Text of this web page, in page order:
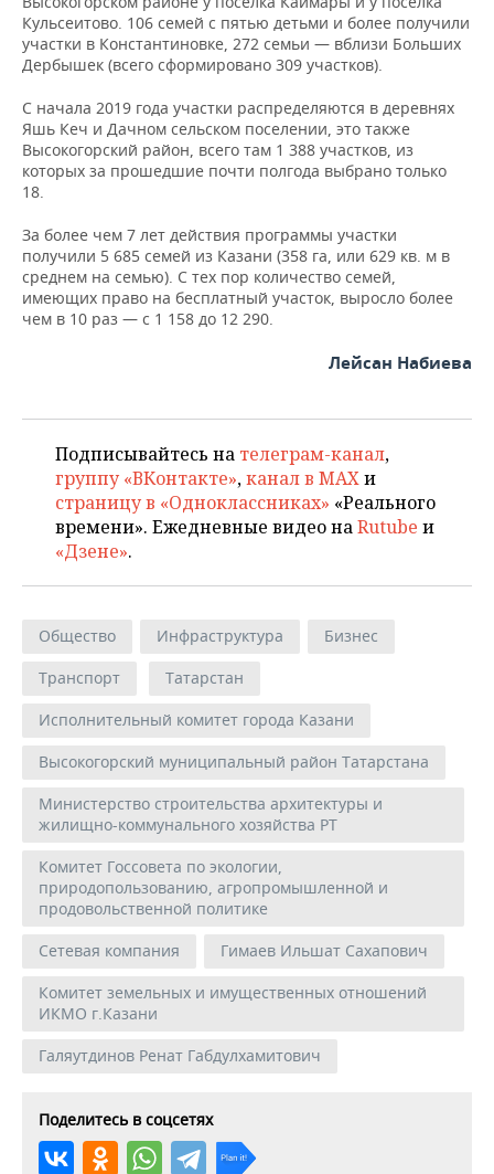
Кульсеитово. 106 семей с пятью детьми и более получили
участки в Константиновке, 272 семьи — вблизи Больших
Дербышек (всего сформировано 309 участков).
С начала 2019 года участки распределяются в деревнях
Яшь Кеч и Дачном сельском поселении, это также
Высокогорский район, всего там 1 388 участков, из
которых за прошедшие почти полгода выбрано только
18.
За более чем 7 лет действия программы участки
получили 5 685 семей из Казани (358 га, или 629 кв. м в
среднем на семью). С тех пор количество семей,
имеющих право на бесплатный участок, выросло более
чем в 10 раз — с 1 158 до 12 290.
Лейсан Набиева
Подписывайтесь на телеграм-канал,
группу «ВКонтакте»,канал в MAXи
страницу в «Одноклассниках» «Реального
времени». Ежедневные видео наRutube и
«Дзене».
Общество Инфраструктура
Бизнес
Транспорт
Татарстан
Исполнительный комитет города Казани
Высокогорский муниципальный район Татарстана
Министерство строительства архитектуры и
жилищно-коммунального хозяйства РТ
Комитет Госсовета по экологии,
природопользованию, агропромышленной и
продовольственной политике
Сетевая компания
Гимаев Ильшат Сахапович
Комитет земельных и имущественных отношений
ИКМО г.Казани
Галяутдинов Ренат Габдулхамитович
Поделитесь в соцсетях